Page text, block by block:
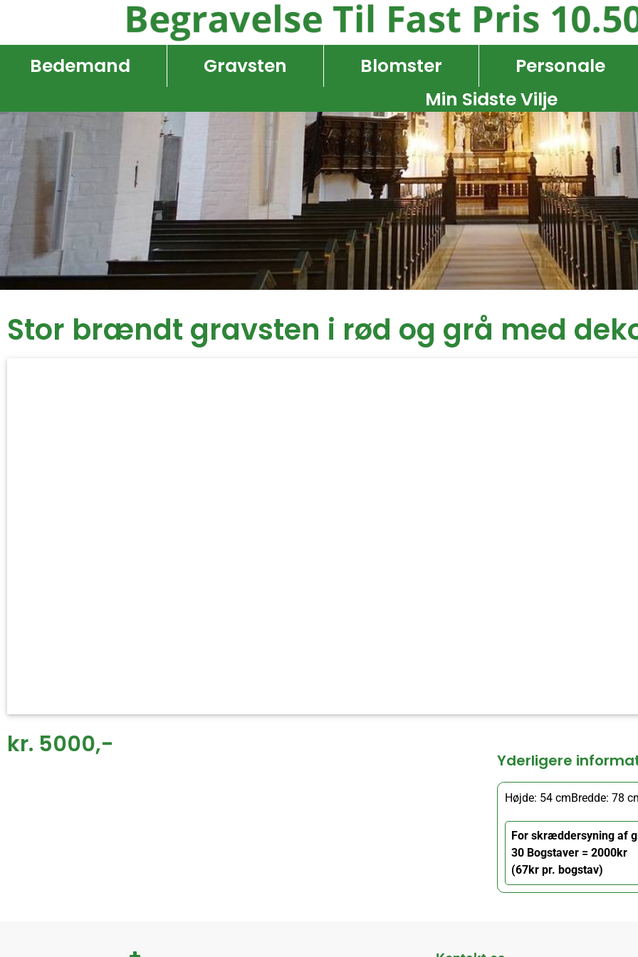
Bedemand Gravsten Blomster Personale
Min Sidste Vilje
Stor brændt gravsten i rød og grå med
kr. 5000,-
Yderligere
Højde: 54 cmBredde: 78
For skræddersyning af
30 Bogstaver = 2000kr
(67kr pr. bogstav)